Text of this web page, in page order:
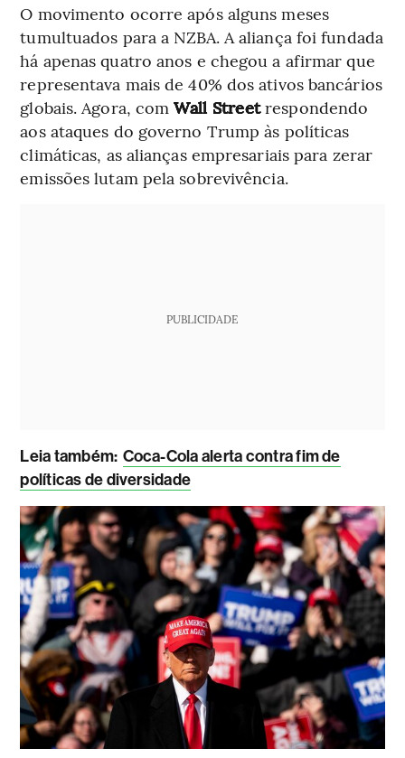
O movimento ocorre após alguns meses
tumultuados para a NZBA. A aliança foi fundada
há apenas quatro anos e chegou a afirmar que
representava mais de 40% dos ativos bancários
globais. Agora, comWall Streetrespondendo
aos ataques do governo Trump às políticas
climáticas, as alianças empresariais para zerar
emissões lutam pela sobrevivência.
PUBLICIDADE
Leia também: Coca-Cola alerta contra fim de
políticas de diversidade